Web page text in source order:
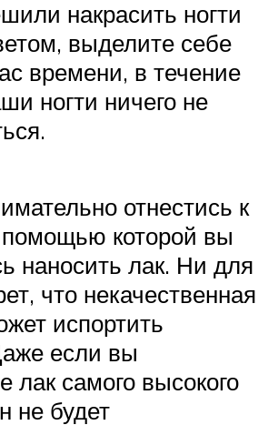
накрасить ногти
выделите себе
времени, в течение
ногти ничего не
отнестись к
помощью которой вы
наносить лак. Ни для
что некачественная
испортить
если вы
лак самого высокого
не будет